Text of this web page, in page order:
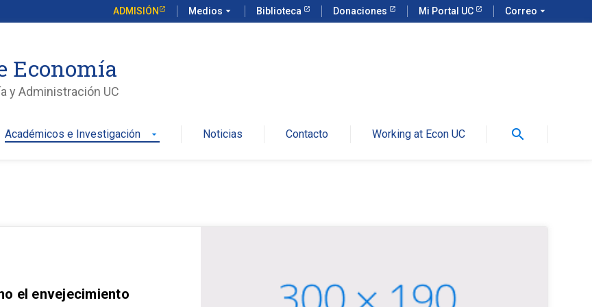
ADMISIÓN Medios arrow_drop_down Biblioteca Donaciones Mi Portal UC Correo arrow_drop_down
Economía
y Administración UC
Académicos e Investigación arrow_drop_down Noticias Contacto Working at Econ UC search
el envejecimiento